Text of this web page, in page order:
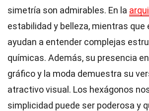
simetría son admirables. En la
estabilidad y belleza, mientras que
ayudan a entender complejas
químicas. Además, su presencia
gráfico y la moda demuestra su
atractivo visual. Los hexágonos
simplicidad puede ser poderosa y